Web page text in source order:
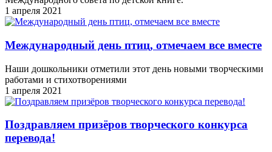
1 апреля 2021
Международный день птиц, отмечаем все вместе
Наши дошкольники отметили этот день новыми творческими
работами и стихотворениями
1 апреля 2021
Поздравляем призёров творческого конкурса
перевода!